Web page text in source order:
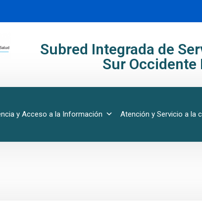
Subred Integrada de
Sur Occidente
y Acceso a la Información Atención y Servicio a la